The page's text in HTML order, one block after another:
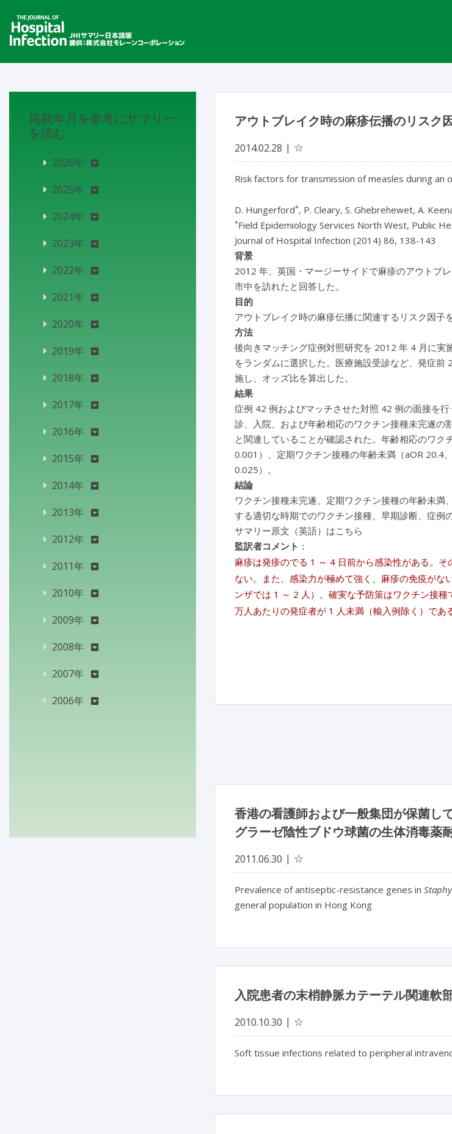
アウトブレイク時の麻疹伝播のリスク
2014.02.28 ☆
Risk factors for transmission of measles during an
D. Hungerford*, P. Cleary, S. Ghebrehewet, A.
*Field Epidemiology Services North West, Public
Journal of Hospital Infection (2014) 86, 138-143
背景
2012 年、英国・マージーサイドで麻疹のアウトブ
市中を訪れたと回答した。
目的
アウトブレイク時の麻疹伝播に関連するリスク因子
方法
後向きマッチング症例対照研究を 2012 年 4 月に
をランダムに選択した。医療施設受診など、発症
施し、オッズ比を算出した。
結果
症例 42 例およびマッチさせた対照 42 例の面接を
診、入院、および年齢相応のワクチン接種未完遂
と関連していることが確認された。年齢相応のワク
0.001）、定期ワクチン接種の年齢未満（aOR 20.4
0.025）。
結論
ワクチン接種未完遂、定期ワクチン接種の年齢未
する適切な時期でのワクチン接種、早期診断、症例
サマリー原文（英語）はこちら
監訳者コメント ：
麻疹は発疹のでる 1 ～ 4 日前から感染性がある。
ない。また、感染力が極めて強く、麻疹の免疫が
ンザでは 1 ～ 2 人）。確実な予防策はワクチン接
万人あたりの発症者が 1 人未満（輸入例除く）であ
香港の看護師および一般集団が保菌し
グラーゼ陰性ブドウ球菌の生体消毒薬
2011.06.30 ☆
Prevalence of antiseptic-resistance genes in
general population in Hong Kong
入院患者の末梢静脈カテーテル関連
2010.10.30 ☆
Soft tissue infections related to peripheral
掲載年月を参考にサマリー
を読む
2026年
2025年
2024年
2023年
2022年
2021年
2020年
2019年
2018年
2017年
2016年
2015年
2014年
2013年
2012年
2011年
2010年
2009年
2008年
2007年
2006年